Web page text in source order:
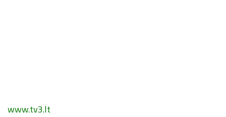
www.tv3.lt